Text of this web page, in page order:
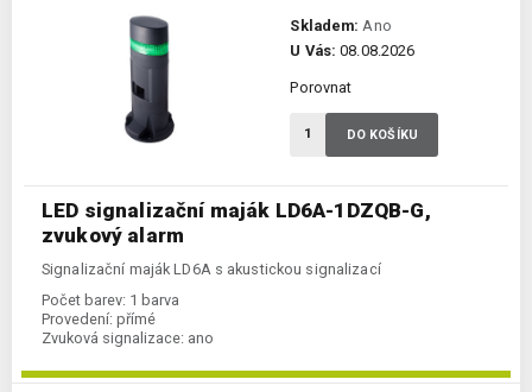
LED signalizační maják LD6A-1DZQB-G,
zvukový alarm
Signalizační maják LD6A s akustickou signalizací
Počet barev: 1 barva
Provedení: přímé
Zvuková signalizace: ano
Skladem: Ano
U Vás: 08.08.2026
Porovnat
DO KOŠÍKU